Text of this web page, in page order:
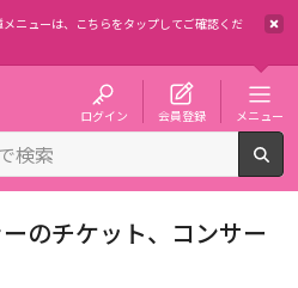
ニューは、
こちらをタップしてご確認くだ
ログイン 会員登録 メニュー
のチケット、コンサー